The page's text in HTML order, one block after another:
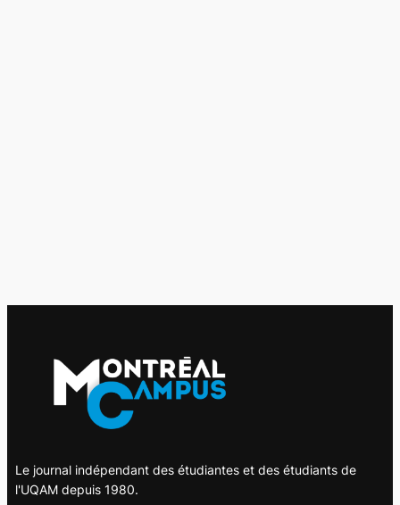
Le journal indépendant des étudiantes et des étudiants de
l'UQAM depuis 1980.